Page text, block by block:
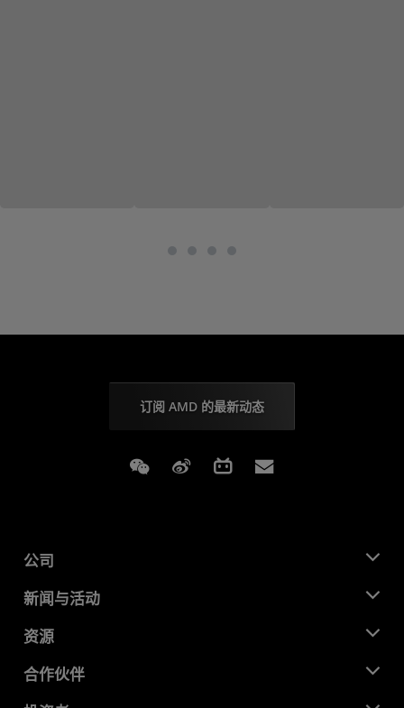
订阅 AMD 的最新动态
Weixin Weibo Bilibili
公司
关于 AMD
企业责任
就业机会
联系我们
新闻与活动
新闻中心
媒体库
资源
开发中心
合作伙伴